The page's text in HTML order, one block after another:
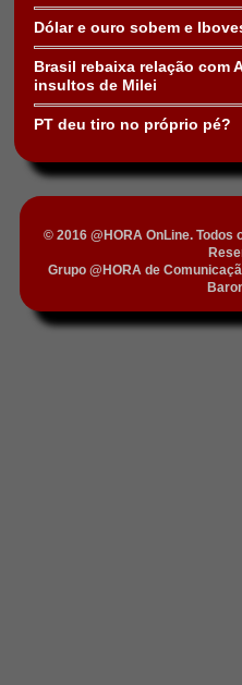
Dólar e ouro sobem e
Brasil rebaixa relação com
insultos de Milei
PT deu tiro no próprio pé?
© 2016 @HORA OnLine.
Grupo @HORA de